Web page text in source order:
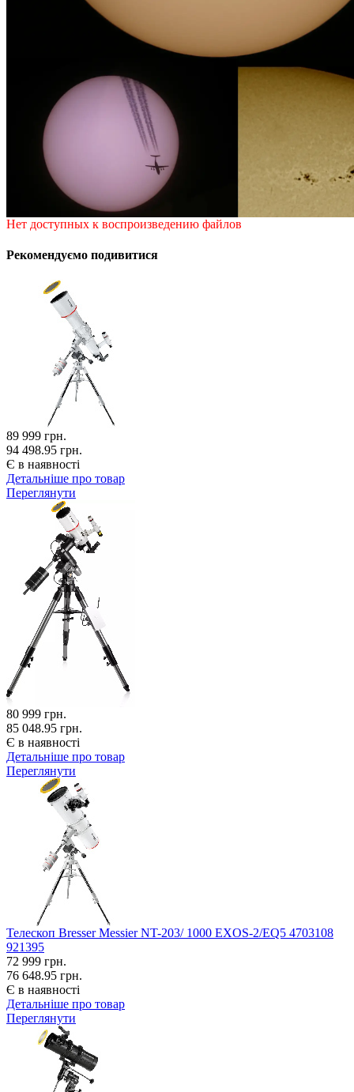
Нет доступных к воспроизведению файлов
Рекомендуємо подивитися
89 999 грн.
94 498.95 грн.
Є в наявності
Детальніше про товар
Переглянути
80 999 грн.
85 048.95 грн.
Є в наявності
Детальніше про товар
Переглянути
Телескоп Bresser Messier NT-203/ 1000 EXOS-2/EQ5 4703108
921395
72 999 грн.
76 648.95 грн.
Є в наявності
Детальніше про товар
Переглянути